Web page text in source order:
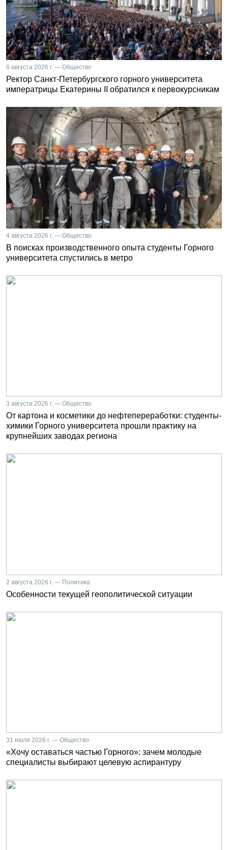
6 августа 2026 г. — Общество
Ректор Санкт-Петербургского горного университета
императрицы Екатерины II обратился к первокурсникам
4 августа 2026 г. — Общество
В поисках производственного опыта студенты Горного
университета спустились в метро
3 августа 2026 г. — Общество
От картона и косметики до нефтепереработки: студенты-
химики Горного университета прошли практику на
крупнейших заводах региона
2 августа 2026 г. — Политика
Особенности текущей геополитической ситуации
31 июля 2026 г. — Общество
«Хочу оставаться частью Горного»: зачем молодые
специалисты выбирают целевую аспирантуру